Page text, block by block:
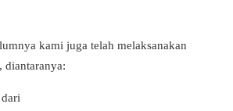
kami juga telah melaksanakan
diantaranya: